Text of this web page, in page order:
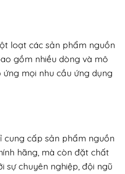
loạt các sản phẩm nguồn
gồm nhiều dòng và mô
mọi nhu cầu ứng dụng
cung cấp sản phẩm nguồn
hãng, mà còn đặt chất
sự chuyên nghiệp, đội ngũ